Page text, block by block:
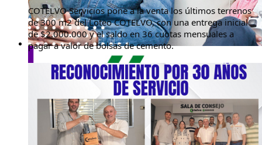
COTELVO Servicios pone a la venta los últimos terrenos
de 300 m2 del Loteo COTELVO, con una entrega inicial
de $2.000.000 y el saldo en 36 cuotas mensuales a
pagar a valor de bolsas de cemento.